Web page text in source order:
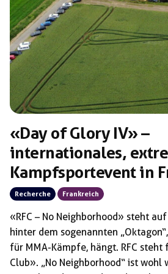
Schlagwörter:
Black Sun Clothing
«Day of Glory IV» –
internationales,
Kampfsportevent in
Recherche Frankreich
«RFC – No Neighborhood» steht
hinter dem sogenannten
für MMA-Kämpfe, hängt. RFC steht
Club». „No Neighborhood“ ist